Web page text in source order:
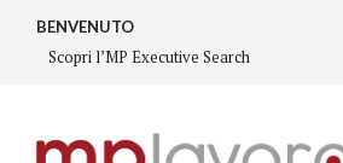
content
BENVENUTO
Scopri l’MP Executive Search